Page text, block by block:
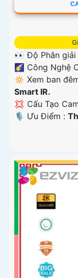
👀 Độ Phân giải
🌠 Công Nghệ
🔅 Xem ban
Smart IR.
💢 Cấu Tạo
️🎙 Ưu Điểm :